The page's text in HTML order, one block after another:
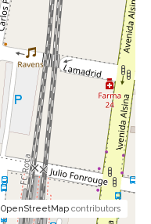
OpenStreetMap contributors